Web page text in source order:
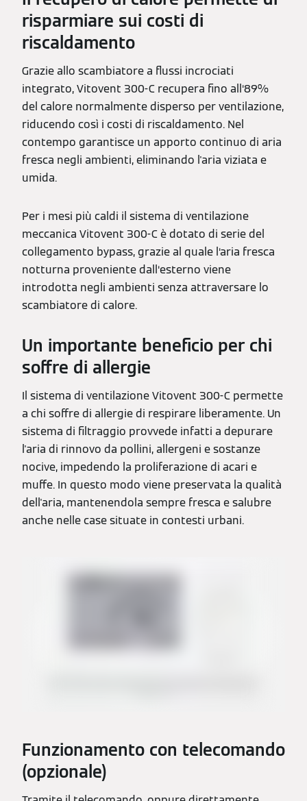
risparmiare sui costi di
riscaldamento
Grazie allo scambiatore a flussi incrociati
integrato, Vitovent 300-C recupera fino all‘89%
del calore normalmente disperso per ventilazione,
riducendo così i costi di riscaldamento. Nel
contempo garantisce un apporto continuo di aria
fresca negli ambienti, eliminando l'aria viziata e
umida.
Per i mesi più caldi il sistema di ventilazione
meccanica Vitovent 300-C è dotato di serie del
collegamento bypass, grazie al quale l‘aria fresca
notturna proveniente dall‘esterno viene
introdotta negli ambienti senza attraversare lo
scambiatore di calore.
Un importante beneficio per chi
soffre di allergie
Il sistema di ventilazione Vitovent 300-C permette
a chi soffre di allergie di respirare liberamente. Un
sistema di filtraggio provvede infatti a depurare
l'aria di rinnovo da pollini, allergeni e sostanze
nocive, impedendo la proliferazione di acari e
muffe. In questo modo viene preservata la qualità
dell'aria, mantenendola sempre fresca e salubre
anche nelle case situate in contesti urbani.
Funzionamento con telecomando
(opzionale)